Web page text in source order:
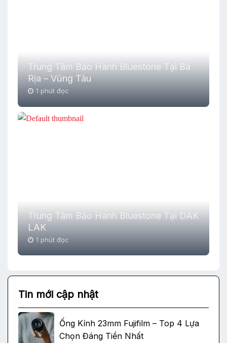
Trung Tâm Bảo Hành Bluestone Tại Bà
Rịa – Vũng Tàu
1 phút đọc
Trung Tâm Bảo Hành Bluestone Tại DAK
LAK
1 phút đọc
Tin mới cập nhật
Ống Kính 23mm Fujifilm – Top 4 Lựa
Chọn Đáng Tiền Nhất